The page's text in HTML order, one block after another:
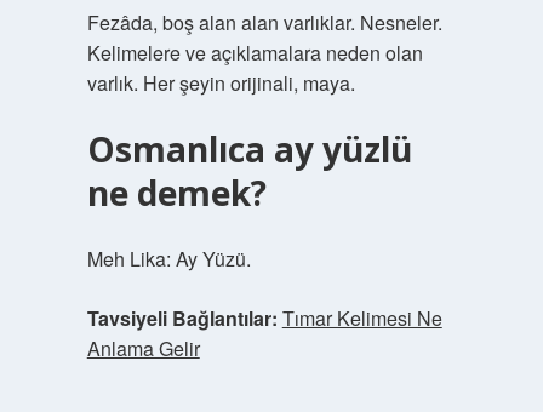
Fezâda, boş alan alan varlıklar. Nesneler.
Kelimelere ve açıklamalara neden olan
varlık. Her şeyin orijinali, maya.
Osmanlıca ay yüzlü
ne demek?
Meh Lika: Ay Yüzü.
Tavsiyeli Bağlantılar: Tımar Kelimesi Ne
Anlama Gelir